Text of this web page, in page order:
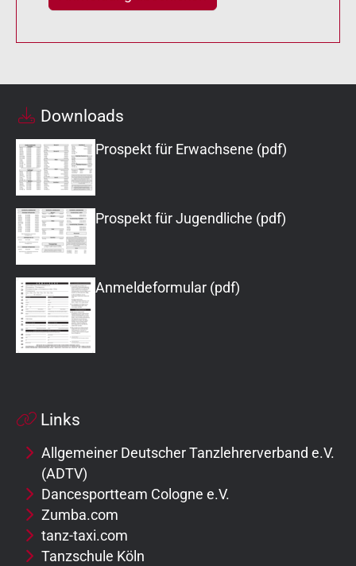
Downloads
Prospekt für Erwachsene (pdf)
Prospekt für Jugendliche (pdf)
Anmeldeformular (pdf)
Links
Allgemeiner Deutscher Tanzlehrerverband e.V.
(ADTV)
Dancesportteam Cologne e.V.
Zumba.com
tanz-taxi.com
Tanzschule Köln